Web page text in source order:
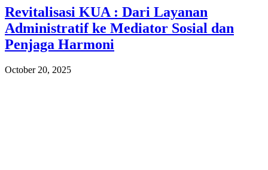
Revitalisasi KUA : Dari Layanan
Administratif ke Mediator Sosial dan
Penjaga Harmoni
October 20, 2025